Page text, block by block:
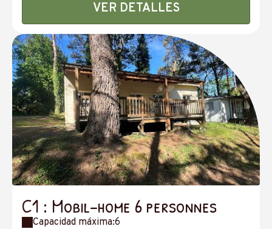
VER DETALLES
C1 : Mobil-home 6 personnes
Capacidad máxima:6